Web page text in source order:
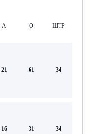
А О ШТР
21 61 34
16 31 34